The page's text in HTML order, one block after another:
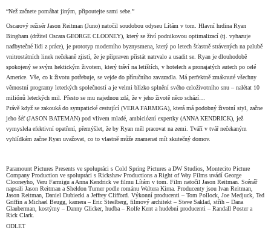
“Než začnete pomáhat jiným, připoutejte sami sebe.”
Oscarový režisér Jason Reitman (Juno) natočil soudobou odyseu Lítám v tom. Hlavní hrdina Ryan
Bingham (držitel Oscara GEORGE CLOONEY), který se živí podnikovou optimalizací (tj. vyhazuje
nadbytečné lidi z práce), je prototyp moderního byznysmena, který po letech šťastně strávených na palubě
vnitrostátních linek nečekaně zjistí, že je připraven přistát natrvalo a usadit se. Ryan je dlouhodobě
spokojený se svým hektickým životem, který tráví na letištích, v hotelech a pronajatých autech po celé
Americe. Vše, co k životu potřebuje, se vejde do příručního zavazadla. Má perfektně zmáknuté všechny
věrnostní programy leteckých společností a je velmi blízko splnění svého celoživotního snu – nalétat 10
miliónů leteckých mil. Přesto se mu najednou zdá, že v jeho životě něco schází…
Právě když se zakouká do sympatické cestující (VERA FARMIGA), která má podobný životní styl, začne
jeho šéf (JASON BATEMAN) pod vlivem mladé, ambiciózní expertky (ANNA KENDRICK), jež
vymyslela efektivní opatření, přemýšlet, že by Ryan měl pracovat na zemi. Tváří v tvář nečekaným
vyhlídkám začne Ryan uvažovat, co to vlastně může znamenat mít skutečný domov.
Paramount Pictures Presents ve spolupráci s Cold Spring Pictures a DW Studios, Montecito Picture
Company Production ve spolupráci s Rickshaw Productions a Right of Way Films uvádí George
Clooneyho, Veru Farmigu a Anna Kendrick ve filmu Lítám v tom. Film natočil Jason Reitman. Scénář
napsali Jason Reitman a Sheldon Turner podle románu Waltera Kirna. Producenty jsou Ivan Reitman,
Jason Reitman, Daniel Dubiecki a Jeffrey Clifford. Výkonní producenti – Tom Pollock, Joe Medjuck, Ted
Griffin a Michael Beugg, kamera – Eric Steelberg, filmový architekt – Steve Saklad, střih – Dana
Glauberman, kostýmy – Danny Glicker, hudba – Rolfe Kent a hudební producenti – Randall Poster a
Rick Clark.
ODLET